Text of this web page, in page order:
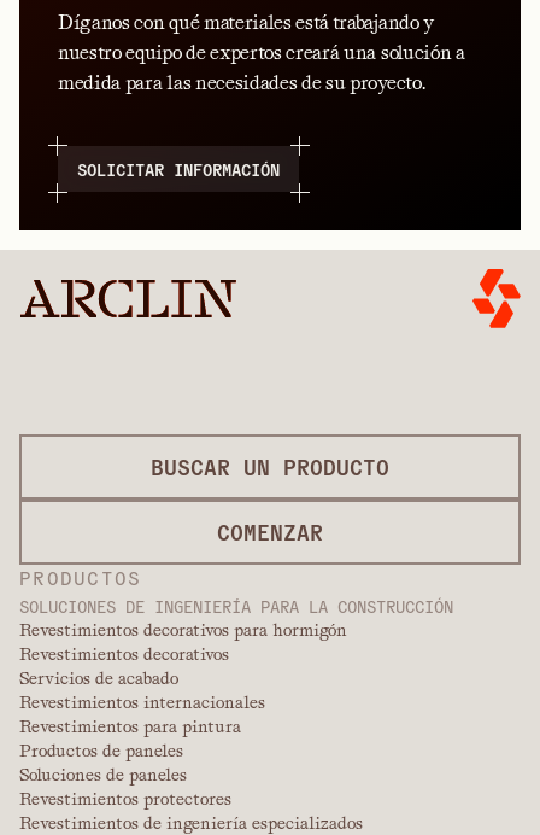
Díganos con qué materiales está trabajando y
nuestro equipo de expertos creará una solución a
medida para las necesidades de su proyecto.
SOLICITAR INFORMACIÓN
PRODUCTOS
SOLUCIONES DE INGENIERÍA PARA LA CONSTRUCCIÓN
Revestimientos decorativos para hormigón
Revestimientos decorativos
Servicios de acabado
Revestimientos internacionales
Revestimientos para pintura
Productos de paneles
Soluciones de paneles
Revestimientos protectores
Revestimientos de ingeniería especializados
BUSCAR UN PRODUCTO
COMENZAR